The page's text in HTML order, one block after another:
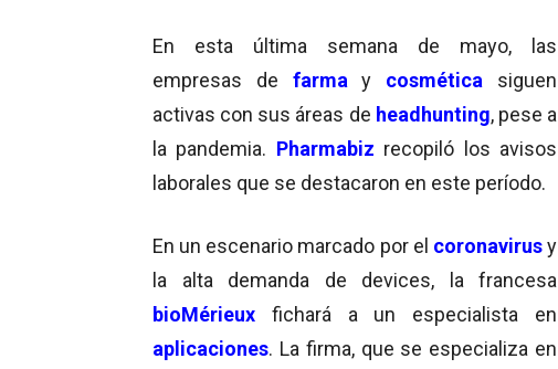
En esta última semana de mayo, las
empresas de farma y cosmética siguen
activas con sus áreas de headhunting, pese a
la pandemia. Pharmabiz recopiló los avisos
laborales que se destacaron en este período.
En un escenario marcado por el coronavirusy
la alta demanda de devices, la francesa
bioMérieux fichará a un especialista en
aplicaciones. La firma, que se especializa en